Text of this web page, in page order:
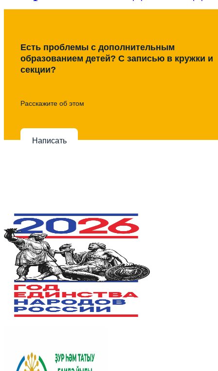
Есть проблемы с дополнительным
образованием детей? С записью в кружки и
секции?
Расскажите об этом
Написать